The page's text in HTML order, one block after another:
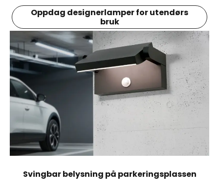
Oppdag designerlamper for utendørs
bruk
Svingbar belysning på parkeringsplassen